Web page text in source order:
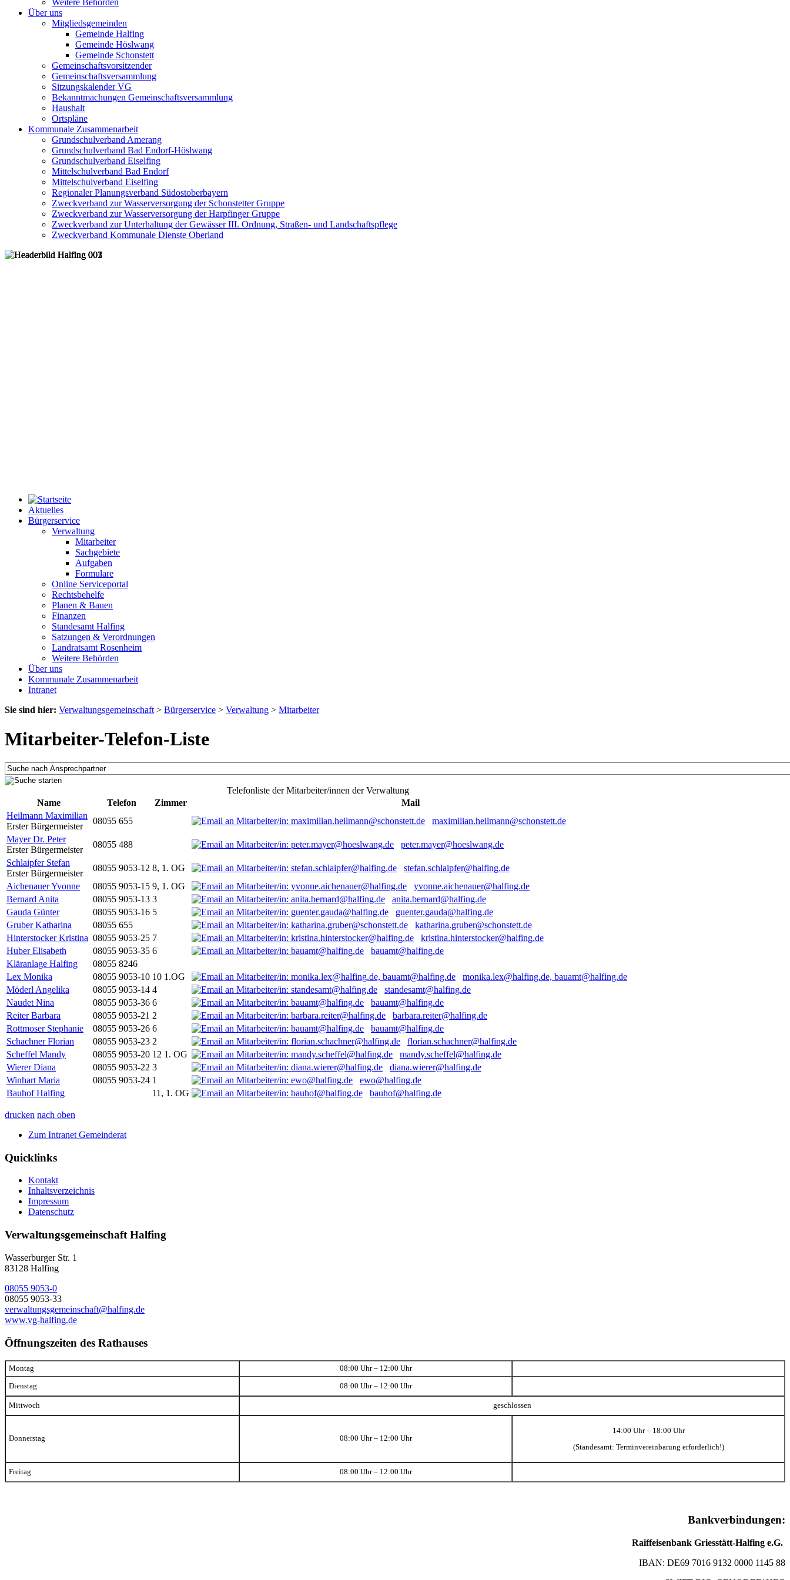
Weitere Behörden
Über uns
Mitgliedsgemeinden
Gemeinde Halfing
Gemeinde Höslwang
Gemeinde Schonstett
Gemeinschaftsvorsitzender
Gemeinschaftsversammlung
Sitzungskalender VG
Bekanntmachungen Gemeinschaftsversammlung
Haushalt
Ortspläne
Kommunale Zusammenarbeit
Grundschulverband Amerang
Grundschulverband Bad Endorf-Höslwang
Grundschulverband Eiselfing
Mittelschulverband Bad Endorf
Mittelschulverband Eiselfing
Regionaler Planungsverband Südostoberbayern
Zweckverband zur Wasserversorgung der Schonstetter Gruppe
Zweckverband zur Wasserversorgung der Harpfinger Gruppe
Zweckverband zur Unterhaltung der Gewässer III. Ordnung, Straßen- und Landschaftspflege
Zweckverband Kommunale Dienste Oberland
Aktuelles
Bürgerservice
Verwaltung
Mitarbeiter
Sachgebiete
Aufgaben
Formulare
Online Serviceportal
Rechtsbehelfe
Planen & Bauen
Finanzen
Standesamt Halfing
Satzungen & Verordnungen
Landratsamt Rosenheim
Weitere Behörden
Über uns
Kommunale Zusammenarbeit
Intranet
Sie sind hier: Verwaltungsgemeinschaft > Bürgerservice > Verwaltung > Mitarbeiter
Mitarbeiter-Telefon-Liste
Telefonliste der Mitarbeiter/innen der Verwaltung
Name
Telefon Zimmer
Mail
Heilmann Maximilian
Erster Bürgermeister
08055 655
maximilian.heilmann@schonstett.de
Mayer Dr. Peter
Erster Bürgermeister
08055 488
peter.mayer@hoeslwang.de
Schlaipfer Stefan
Erster Bürgermeister
08055 9053-12 8, 1. OG
stefan.schlaipfer@halfing.de
Aichenauer Yvonne
08055 9053-15 9, 1. OG
yvonne.aichenauer@halfing.de
Bernard Anita
08055 9053-13 3
anita.bernard@halfing.de
Gauda Günter
08055 9053-16 5
guenter.gauda@halfing.de
Gruber Katharina
08055 655
katharina.gruber@schonstett.de
Hinterstocker Kristina 08055 9053-25 7
kristina.hinterstocker@halfing.de
Huber Elisabeth
08055 9053-35 6
bauamt@halfing.de
Kläranlage Halfing
08055 8246
Lex Monika
08055 9053-10 10 1.OG
monika.lex@halfing.de, bauamt@halfing.de
Möderl Angelika
08055 9053-14 4
standesamt@halfing.de
Naudet Nina
08055 9053-36 6
bauamt@halfing.de
Reiter Barbara
08055 9053-21 2
barbara.reiter@halfing.de
Rottmoser Stephanie
08055 9053-26 6
bauamt@halfing.de
Schachner Florian
08055 9053-23 2
florian.schachner@halfing.de
Scheffel Mandy
08055 9053-20 12 1. OG
mandy.scheffel@halfing.de
Wierer Diana
08055 9053-22 3
diana.wierer@halfing.de
Winhart Maria
08055 9053-24 1
ewo@halfing.de
Bauhof Halfing
11, 1. OG bauhof@halfing.de
drucken nach oben
Zum Intranet Gemeinderat
Quicklinks
Kontakt
Inhaltsverzeichnis
Impressum
Datenschutz
Verwaltungsgemeinschaft Halfing
Wasserburger Str. 1
83128 Halfing
08055 9053-0
08055 9053-33
verwaltungsgemeinschaft@halfing.de
www.vg-halfing.de
Öffnungszeiten des Rathauses
Montag 08:00 Uhr – 12:00 Uhr
Dienstag 08:00 Uhr – 12:00 Uhr
Mittwoch geschlossen
Donnerstag 08:00 Uhr – 12:00 Uhr
14:00 Uhr – 18:00 Uhr
(Standesamt: Terminvereinbarung erforderlich!)
Freitag 08:00 Uhr – 12:00 Uhr
Bankverbindungen:
Raiffeisenbank Griesstätt-Halfing e.G.
IBAN: DE69 7016 9132 0000 1145 88